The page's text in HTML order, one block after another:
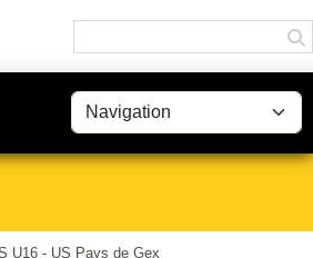
U16 - US Pays de Gex
cookies